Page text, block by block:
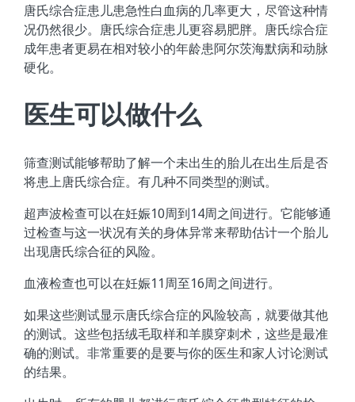
唐氏综合症患儿患急性白血病的几率更大，尽管这种情
况仍然很少。唐氏综合症患儿更容易肥胖。唐氏综合症
成年患者更易在相对较小的年龄患阿尔茨海默病和动脉
硬化。
医生可以做什么
筛查测试能够帮助了解一个未出生的胎儿在出生后是否
将患上唐氏综合症。有几种不同类型的测试。
超声波检查可以在妊娠10周到14周之间进行。它能够通
过检查与这一状况有关的身体异常来帮助估计一个胎儿
出现唐氏综合征的风险。
血液检查也可以在妊娠11周至16周之间进行。
如果这些测试显示唐氏综合症的风险较高，就要做其他
的测试。这些包括绒毛取样和羊膜穿刺术，这些是最准
确的测试。非常重要的是要与你的医生和家人讨论测试
的结果。